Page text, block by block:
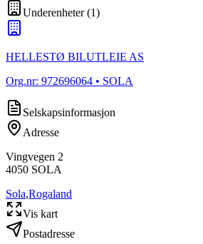
Underenheter(1)
HELLESTØ BILUTLEIE AS
Org.nr: 972696064 • SOLA
Selskapsinformasjon
Adresse
Vingvegen 2
4050 SOLA
Sola,Rogaland
Vis kart
Postadresse